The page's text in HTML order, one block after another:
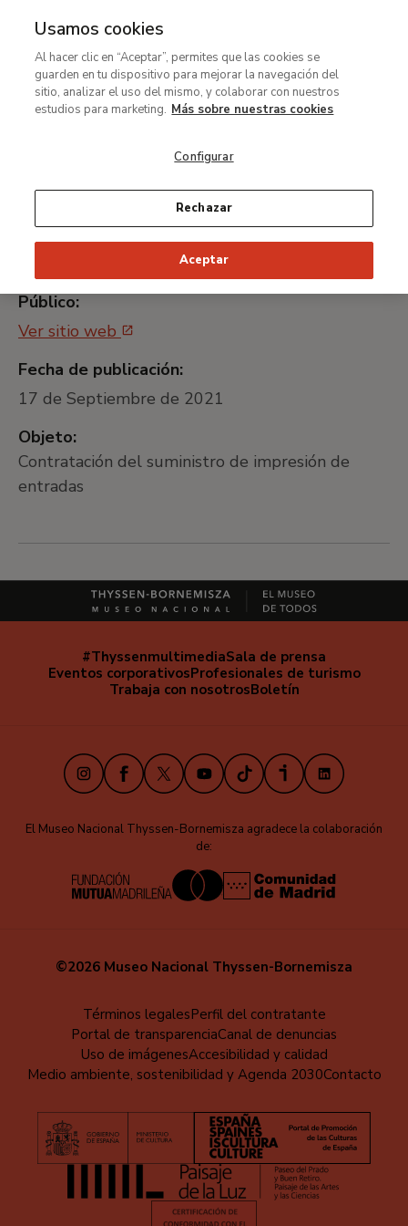
MENÚ
contenido
principal
Contratación del
suministro de impresión de
entradas
Identificador universal único:
MNTB001_21
Plataforma de Contratación del Sector
Público:
Ver sitio web
Fecha de publicación:
17 de Septiembre de 2021
Objeto:
Contratación del suministro de impresión de
entradas
Navegación
secundaria
#ThyssenmultimediaSala de prensa
Eventos corporativosProfesionales de turismo
Trabaja con nosotrosBoletín
InstagramFacebook
X YoutubeTikTokiVooxLinkedIn
El Museo Nacional Thyssen-Bornemisza agradece la colaboración
de:
©2026 Museo Nacional Thyssen-Bornemisza
pie
Términos legalesPerfil del contratante
Portal de transparenciaCanal de denuncias
Uso de imágenesAccesibilidad y calidad
Medio ambiente, sostenibilidad y Agenda 2030Contacto
Usamos cookies
Al hacer clic en “Aceptar”, permites que las cookies se
guarden en tu dispositivo para mejorar la navegación del
sitio, analizar el uso del mismo, y colaborar con nuestros
estudios para marketing. Más sobre nuestras cookies
Configurar
Rechazar
Aceptar